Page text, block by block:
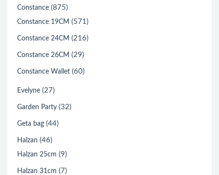
Constance (875)
Constance 19CM (571)
Constance 24CM (216)
Constance 26CM (29)
Constance Wallet (60)
Evelyne (27)
Garden Party (32)
Geta bag (44)
Halzan (46)
Halzan 25cm (9)
Halzan 31cm (7)